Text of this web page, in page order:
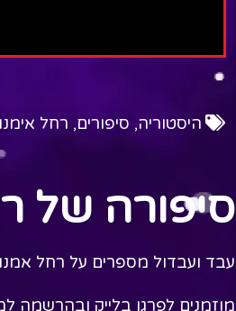
היסטוריה, סיפורים, רחל אימנו
סיפורה של
עבד ועבדול מספרים על רחל אמנו
מוזמנים לפרגן בלייק ובהרשמה